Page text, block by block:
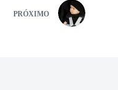
PRÓXIMO